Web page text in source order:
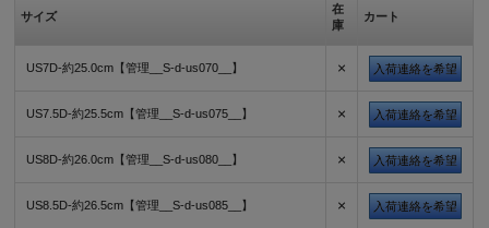
サイズ
在
庫
カート
US7D-約25.0cm【管理__S-d-us070__】 × 入荷連絡を希望
US7.5D-約25.5cm【管理__S-d-us075__】 × 入荷連絡を希望
US8D-約26.0cm【管理__S-d-us080__】 × 入荷連絡を希望
US8.5D-約26.5cm【管理__S-d-us085__】 × 入荷連絡を希望